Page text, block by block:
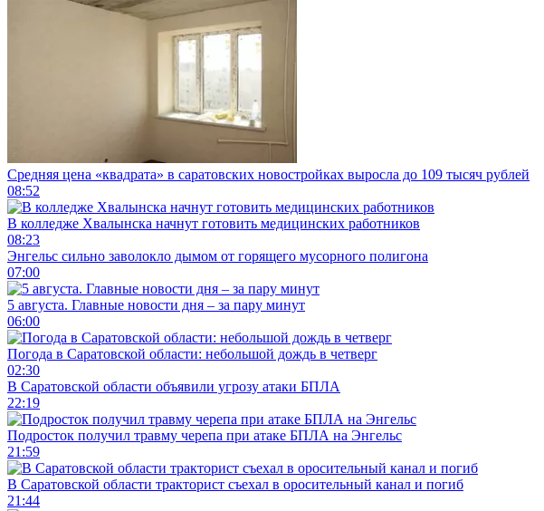
Средняя цена «квадрата» в саратовских новостройках выросла до 109 тысяч рублей
08:52
В колледже Хвалынска начнут готовить медицинских работников
08:23
Энгельс сильно заволокло дымом от горящего мусорного полигона
07:00
5 августа. Главные новости дня – за пару минут
06:00
Погода в Саратовской области: небольшой дождь в четверг
02:30
В Саратовской области объявили угрозу атаки БПЛА
22:19
Подросток получил травму черепа при атаке БПЛА на Энгельс
21:59
В Саратовской области тракторист съехал в оросительный канал и погиб
21:44